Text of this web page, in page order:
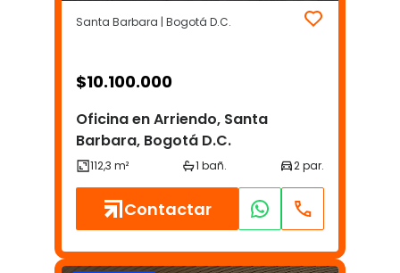
Santa Barbara | Bogotá D.C.
$10.100.000
Oficina en Arriendo, Santa
Barbara, Bogotá D.C.
Contactar